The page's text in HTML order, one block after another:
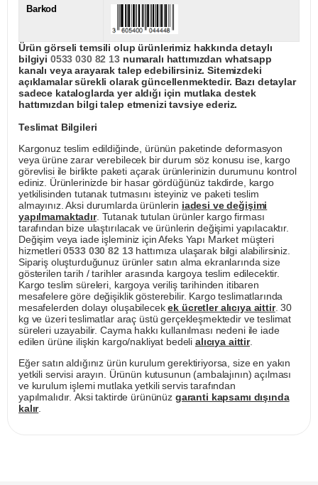
Barkod
Ürün görseli temsili olup ürünlerimiz hakkında detaylı
bilgiyi 0533 030 82 13numaralı hattımızdan whatsapp
kanalı veya arayarak talep edebilirsiniz. Sitemizdeki
açıklamalar sürekli olarak güncellenmektedir. Bazı detaylar
sadece kataloglarda yer aldığı için mutlaka destek
hattımızdan bilgi talep etmenizi tavsiye ederiz.
Teslimat Bilgileri
Kargonuz teslim edildiğinde, ürünün paketinde deformasyon
veya ürüne zarar verebilecek bir durum söz konusu ise, kargo
görevlisi ile birlikte paketi açarak ürünlerinizin durumunu kontrol
ediniz. Ürünlerinizde bir hasar gördüğünüz takdirde, kargo
yetkilisinden tutanak tutmasını isteyiniz ve paketi teslim
almayınız. Aksi durumlarda ürünlerin iadesi ve değişimi
yapılmamaktadır. Tutanak tutulan ürünler kargo firması
tarafından bize ulaştırılacak ve ürünlerin değişimi yapılacaktır.
Değişim veya iade işleminiz için Afeks Yapı Market müşteri
hizmetleri0533 030 82 13hattımıza ulaşarak bilgi alabilirsiniz.
Sipariş oluşturduğunuz ürünler satın alma ekranlarında size
gösterilen tarih / tarihler arasında kargoya teslim edilecektir.
Kargo teslim süreleri, kargoya veriliş tarihinden itibaren
mesafelere göre değişiklik gösterebilir. Kargo teslimatlarında
mesafelerden dolayı oluşabilecekek ücretler alıcıya aittir. 30
kg ve üzeri teslimatlar araç üstü gerçekleşmektedir ve teslimat
süreleri uzayabilir. Cayma hakkı kullanılması nedeni ile iade
edilen ürüne ilişkin kargo/nakliyat bedeli alıcıya aittir.
Eğer satın aldığınız ürün kurulum gerektiriyorsa, size en yakın
yetkili servisi arayın. Ürünün kutusunun (ambalajının) açılması
ve kurulum işlemi mutlaka yetkili servis tarafından
yapılmalıdır. Aksi taktirde ürününüz garanti kapsamı dışında
kalır.